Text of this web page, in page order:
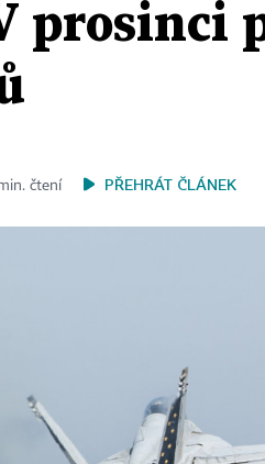
prosinci
čtení PŘEHRÁT ČLÁNEK